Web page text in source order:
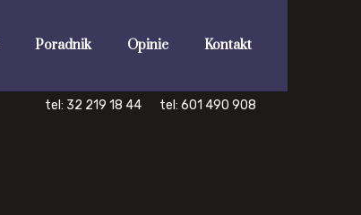
Poradnik Opinie Kontakt
tel: 32 219 18 44 tel: 601 490 908